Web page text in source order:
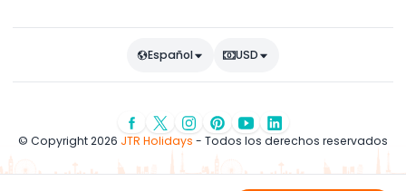
Español USD
© Copyright 2026 JTR Holidays - Todos los derechos reservados